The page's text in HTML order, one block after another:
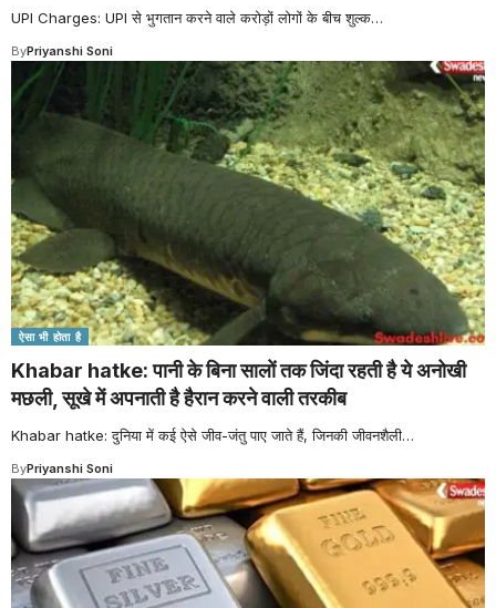
UPI Charges: UPI से भुगतान करने वाले करोड़ों लोगों के बीच शुल्क…
ByPriyanshi Soni
ऐसा भी होता है
Khabar hatke: पानी के बिना सालों तक जिंदा रहती है ये अनोखी
मछली, सूखे में अपनाती है हैरान करने वाली तरकीब
Khabar hatke: दुनिया में कई ऐसे जीव-जंतु पाए जाते हैं, जिनकी जीवनशैली…
ByPriyanshi Soni